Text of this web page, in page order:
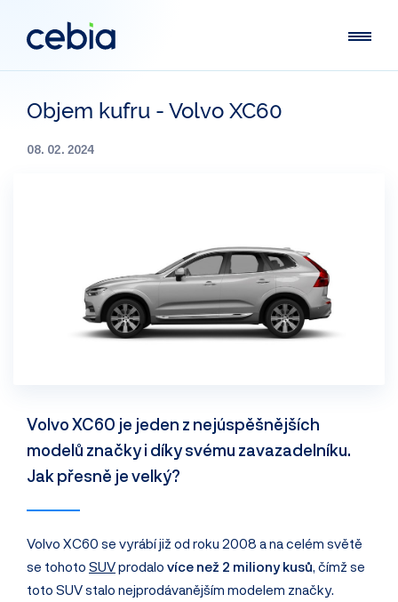
Objem kufru - Volvo XC60
08. 02. 2024
Volvo XC60 je jeden z nejúspěšnějších
modelů značky i díky svému zavazadelníku.
Jak přesně je velký?
Volvo XC60 se vyrábí již od roku 2008 a na celém světě
se tohoto SUVprodalo více než 2 miliony kusů, čímž se
toto SUV stalo nejprodávanějším modelem značky.